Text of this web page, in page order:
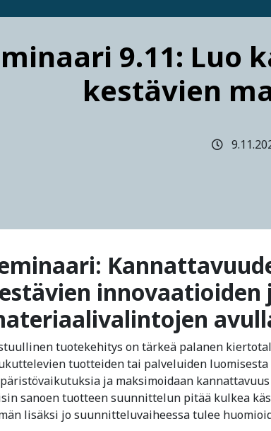
9.11: Luo
kestävien
innovaatioiden
tuotekehitys on tärkeä palanen
tuotteiden tai palveluiden
ja maksimoidaan
sanoen tuotteen suunnittelun pitää kulkea
lisäksi jo suunnitteluvaiheessa tulee